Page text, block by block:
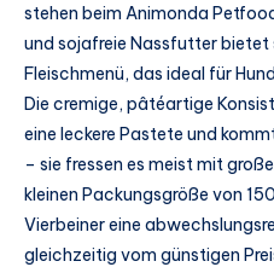
stehen beim Animonda
und sojafreie Nassfutter
Fleischmenü, das ideal für
Die cremige, pâtéartige
eine leckere Pastete und
– sie fressen es meist mit
kleinen Packungsgröße von
Vierbeiner eine
gleichzeitig vom günstigen